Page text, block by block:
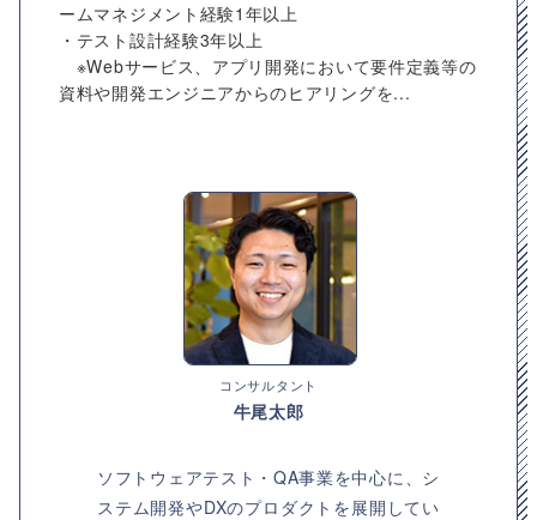
ームマネジメント経験1年以上
・テスト設計経験3年以上
※Webサービス、アプリ開発において要件定義等の
資料や開発エンジニアからのヒアリングを...
コンサルタント
牛尾太郎
ソフトウェアテスト・QA事業を中心に、シ
ステム開発やDXのプロダクトを展開してい